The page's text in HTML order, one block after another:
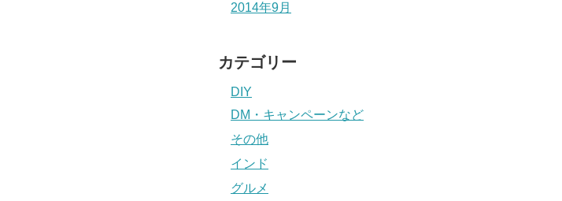
2014年9月
カテゴリー
DIY
DM・キャンペーンなど
その他
インド
グルメ